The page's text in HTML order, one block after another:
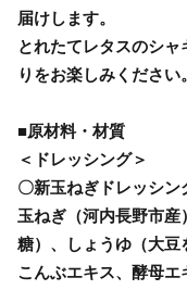
届けします。
とれたてレタスのシ
りをお楽しみください。
■原材料・材質
＜ドレッシング＞
〇新玉ねぎドレッシ
玉ねぎ（河内長野市
糖）、しょうゆ（大豆
こんぶエキス、酵母